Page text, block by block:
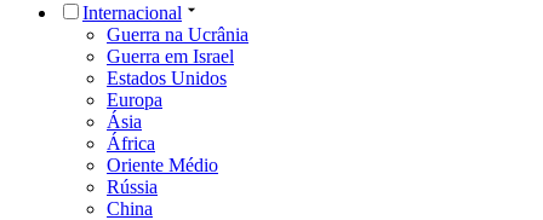
Internacional
Guerra na Ucrânia
Guerra em Israel
Estados Unidos
Europa
Ásia
África
Oriente Médio
Rússia
China